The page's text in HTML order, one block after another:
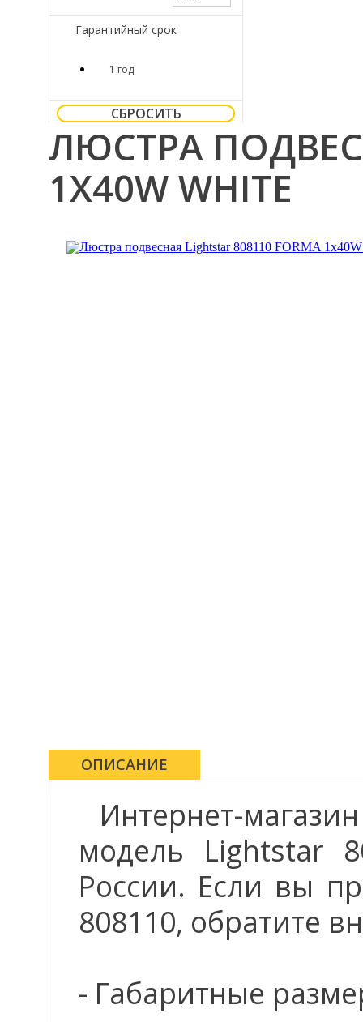
Гарантийный срок
1 год
СБРОСИТЬ
ЛЮСТРА
1X40W WHITE
ОПИСАНИЕ
Интернет-
модель Lightstar
России. Если вы
808110, обратите
- Габаритные